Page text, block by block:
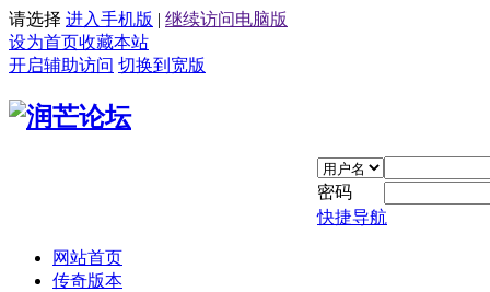
请选择 进入手机版 | 继续访问电脑版
设为首页收藏本站
开启辅助访问 切换到宽版
密码
快捷导航
网站首页
传奇版本